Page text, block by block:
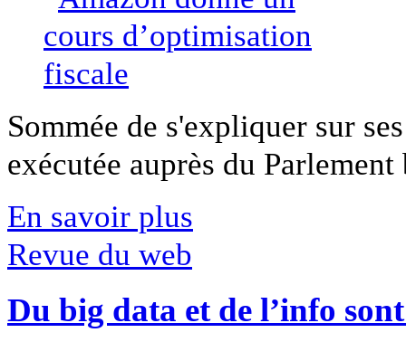
Sommée de s'expliquer sur
exécutée auprès du
En savoir plus
Revue du web
Du big data et de l’info